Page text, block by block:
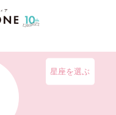
星座を選ぶ